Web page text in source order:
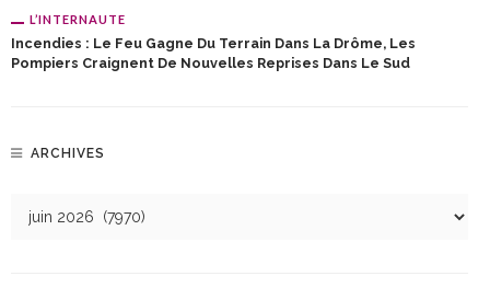
L’INTERNAUTE
Incendies : Le Feu Gagne Du Terrain Dans La Drôme, Les
Pompiers Craignent De Nouvelles Reprises Dans Le Sud
ARCHIVES